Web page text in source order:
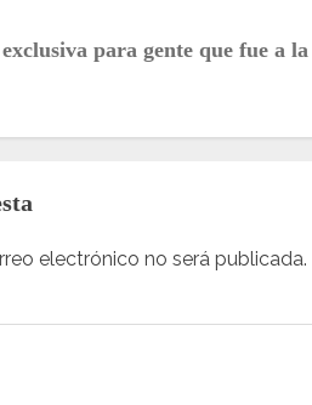
para gente que fue a la
electrónico no será publicada.